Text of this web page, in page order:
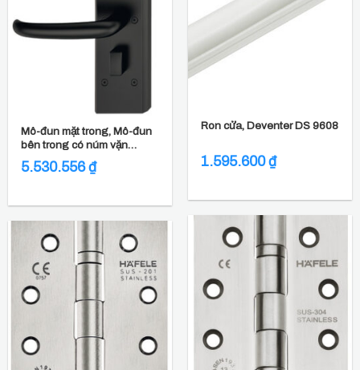
Mô-đun mặt trong, Mô-đun
bên trong có núm vặn
DT700C và DT710
5.530.556₫
Ron cửa, Deventer DS 9608
1.595.600₫